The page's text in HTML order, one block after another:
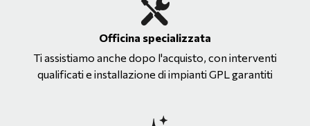
Officina specializzata
Ti assistiamo anche dopo l'acquisto, con interventi
qualificati e installazione di impianti GPL garantiti